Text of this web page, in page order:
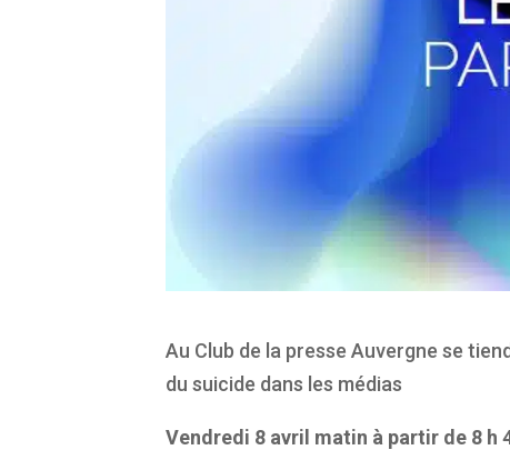
Au Club de la presse Auvergne se
du suicide dans les médias
Vendredi 8 avril matin à partir de 8 h